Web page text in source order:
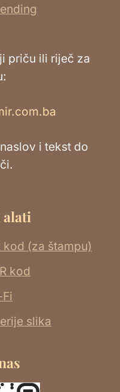
priču ili riječ za
i tekst do
kod (za štampu)
kod
slika